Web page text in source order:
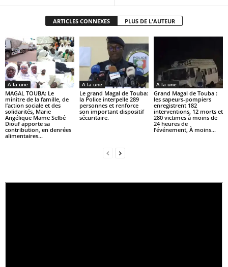
ARTICLES CONNEXES PLUS DE L'AUTEUR
A la une
MAGAL TOUBA: Le
minitre de la famille, de
l’action sociale et des
solidarités, Marie
Angélique Mame Selbé
Diouf apporte sa
contribution, en denrées
alimentaires...
A la une
Le grand Magal de Touba:
la Police interpelle 289
personnes et renforce
son important dispositif
sécuritaire.
A la une
Grand Magal de Touba :
les sapeurs-pompiers
enregistrent 182
interventions, 12 morts et
280 victimes à moins de
24 heures de
l’événement, À moins...